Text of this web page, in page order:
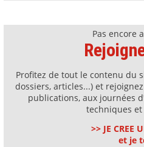
Pas encore
Profitez de tout le contenu du
dossiers, articles...) et
publications, aux journées
techniques
>> JE CREE
et je